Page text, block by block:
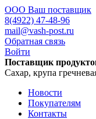
ООО Ваш поставщик
8(4922) 47-48-96
mail@vash-post.ru
Обратная связь
Войти
Поставщик
Сахар, крупа
Новости
Покупателям
Контакты